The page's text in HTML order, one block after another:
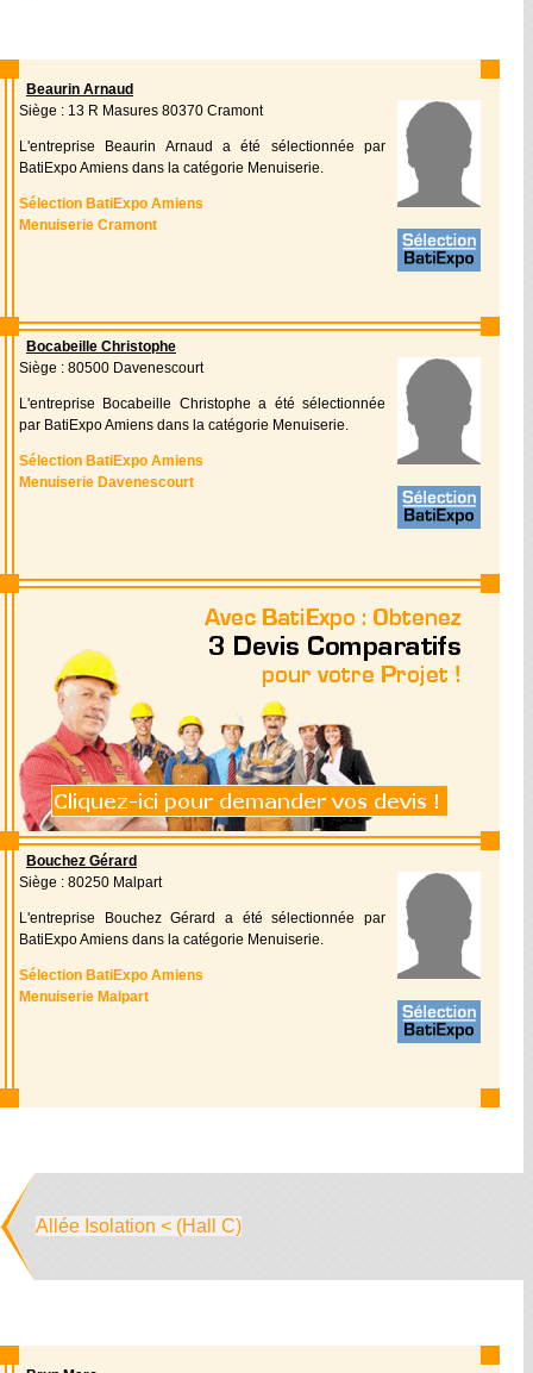
Beaurin Arnaud
Siège : 13 R Masures 80370 Cramont
L'entreprise Beaurin Arnaud a été sélectionnée par
BatiExpo Amiens dans la catégorie Menuiserie.
Sélection BatiExpo Amiens
Menuiserie Cramont
Bocabeille Christophe
Siège : 80500 Davenescourt
L'entreprise Bocabeille Christophe a été sélectionnée
par BatiExpo Amiens dans la catégorie Menuiserie.
Sélection BatiExpo Amiens
Menuiserie Davenescourt
Bouchez Gérard
Siège : 80250 Malpart
L'entreprise Bouchez Gérard a été sélectionnée par
BatiExpo Amiens dans la catégorie Menuiserie.
Sélection BatiExpo Amiens
Menuiserie Malpart
Allée Isolation < (Hall C)